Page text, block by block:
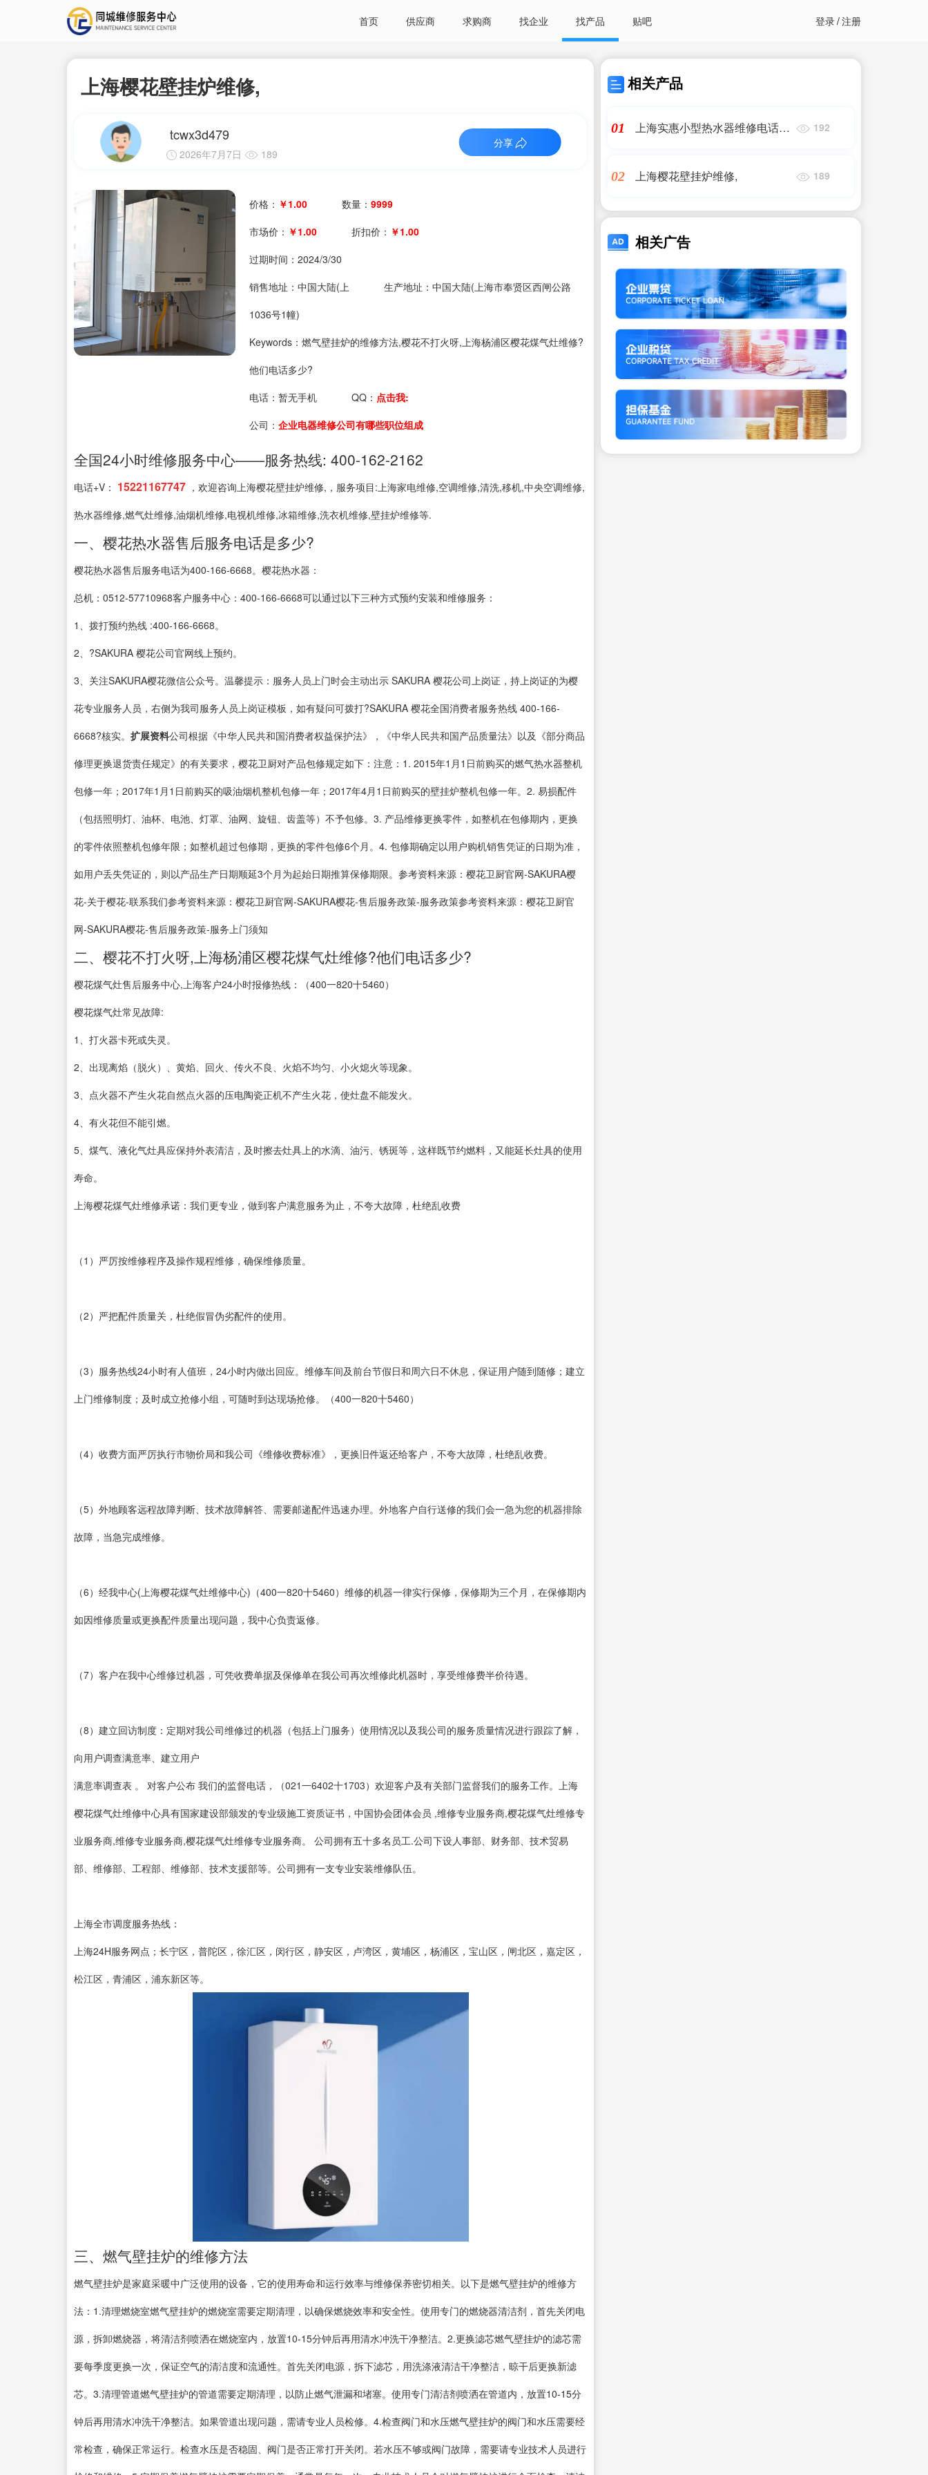
首页 供应商 求购商 找企业 找产品 贴吧 登录/注册
上海樱花壁挂炉维修,
tcwx3d479
2026年7月7日 189
分享
价格： ￥1.00 数量：9999
市场价： ￥1.00 折扣价： ￥1.00
过期时间：2024/3/30
销售地址：中国大陆(上
生产地址：中国大陆(上海市奉贤区西闸公路
1036号1幢)
Keywords：燃气壁挂炉的维修方法,樱花不打火呀,上海杨浦区樱花煤气灶维修?
他们电话多少?
电话：暂无手机 QQ： 点击我:
公司：企业电器维修公司有哪些职位组成
全国24小时维修服务中心——服务热线: 400-162-2162
电话+V： 15221167747 ，欢迎咨询上海樱花壁挂炉维修,，服务项目:上海家电维修,空调维修,清洗,移机,中央空调维修,
热水器维修,燃气灶维修,油烟机维修,电视机维修,冰箱维修,洗衣机维修,壁挂炉维修等.
一、樱花热水器售后服务电话是多少?
樱花热水器售后服务电话为400-166-6668。樱花热水器：
总机：0512-57710968客户服务中心：400-166-6668可以通过以下三种方式预约安装和维修服务：
1、拨打预约热线 :400-166-6668。
2、?SAKURA 樱花公司官网线上预约。
3、关注SAKURA樱花微信公众号。温馨提示：服务人员上门时会主动出示 SAKURA 樱花公司上岗证，持上岗证的为樱
花专业服务人员，右侧为我司服务人员上岗证模板，如有疑问可拨打?SAKURA 樱花全国消费者服务热线 400-166-
6668?核实。 扩展资料公司根据《中华人民共和国消费者权益保护法》，《中华人民共和国产品质量法》以及《部分商品
修理更换退货责任规定》的有关要求，樱花卫厨对产品包修规定如下：注意：1. 2015年1月1日前购买的燃气热水器整机
包修一年；2017年1月1日前购买的吸油烟机整机包修一年；2017年4月1日前购买的壁挂炉整机包修一年。2. 易损配件
（包括照明灯、油杯、电池、灯罩、油网、旋钮、齿盖等）不予包修。3. 产品维修更换零件，如整机在包修期内，更换
的零件依照整机包修年限；如整机超过包修期，更换的零件包修6个月。4. 包修期确定以用户购机销售凭证的日期为准，
如用户丢失凭证的，则以产品生产日期顺延3个月为起始日期推算保修期限。参考资料来源：樱花卫厨官网-SAKURA樱
花-关于樱花-联系我们参考资料来源：樱花卫厨官网-SAKURA樱花-售后服务政策-服务政策参考资料来源：樱花卫厨官
网-SAKURA樱花-售后服务政策-服务上门须知
二、樱花不打火呀,上海杨浦区樱花煤气灶维修?他们电话多少?
樱花煤气灶售后服务中心,上海客户24小时报修热线：（400一820十5460）
樱花煤气灶常见故障:
1、打火器卡死或失灵。
2、出现离焰（脱火）、黄焰、回火、传火不良、火焰不均匀、小火熄火等现象。
3、点火器不产生火花自然点火器的压电陶瓷正机不产生火花，使灶盘不能发火。
4、有火花但不能引燃。
5、煤气、液化气灶具应保持外表清洁，及时擦去灶具上的水滴、油污、锈斑等，这样既节约燃料，又能延长灶具的使用
寿命。
上海樱花煤气灶维修承诺：我们更专业，做到客户满意服务为止，不夸大故障，杜绝乱收费
（1）严厉按维修程序及操作规程维修，确保维修质量。
（2）严把配件质量关，杜绝假冒伪劣配件的使用。
（3）服务热线24小时有人值班，24小时内做出回应。维修车间及前台节假日和周六日不休息，保证用户随到随修；建立
上门维修制度；及时成立抢修小组，可随时到达现场抢修。（400一820十5460）
（4）收费方面严厉执行市物价局和我公司《维修收费标准》，更换旧件返还给客户，不夸大故障，杜绝乱收费。
（5）外地顾客远程故障判断、技术故障解答、需要邮递配件迅速办理。外地客户自行送修的我们会一急为您的机器排除
故障，当急完成维修。
（6）经我中心(上海樱花煤气灶维修中心)（400一820十5460）维修的机器一律实行保修，保修期为三个月，在保修期内
如因维修质量或更换配件质量出现问题，我中心负责返修。
（7）客户在我中心维修过机器，可凭收费单据及保修单在我公司再次维修此机器时，享受维修费半价待遇。
（8）建立回访制度：定期对我公司维修过的机器（包括上门服务）使用情况以及我公司的服务质量情况进行跟踪了解，
向用户调查满意率、建立用户
满意率调查表 。 对客户公布 我们的监督电话，（021一6402十1703）欢迎客户及有关部门监督我们的服务工作。上海
樱花煤气灶维修中心具有国家建设部颁发的专业级施工资质证书，中国协会团体会员 ,维修专业服务商,樱花煤气灶维修专
业服务商,维修专业服务商,樱花煤气灶维修专业服务商。 公司拥有五十多名员工.公司下设人事部、财务部、技术贸易
部、维修部、工程部、维修部、技术支援部等。公司拥有一支专业安装维修队伍。
上海全市调度服务热线：
上海24H服务网点；长宁区，普陀区，徐汇区，闵行区，静安区，卢湾区，黄埔区，杨浦区，宝山区，闸北区，嘉定区，
松江区，青浦区，浦东新区等。
三、燃气壁挂炉的维修方法
燃气壁挂炉是家庭采暖中广泛使用的设备，它的使用寿命和运行效率与维修保养密切相关。以下是燃气壁挂炉的维修方
法：1.清理燃烧室燃气壁挂炉的燃烧室需要定期清理，以确保燃烧效率和安全性。使用专门的燃烧器清洁剂，首先关闭电
源，拆卸燃烧器，将清洁剂喷洒在燃烧室内，放置10-15分钟后再用清水冲洗干净整洁。2.更换滤芯燃气壁挂炉的滤芯需
要每季度更换一次，保证空气的清洁度和流通性。首先关闭电源，拆下滤芯，用洗涤液清洁干净整洁，晾干后更换新滤
芯。3.清理管道燃气壁挂炉的管道需要定期清理，以防止燃气泄漏和堵塞。使用专门清洁剂喷洒在管道内，放置10-15分
钟后再用清水冲洗干净整洁。如果管道出现问题，需请专业人员检修。4.检查阀门和水压燃气壁挂炉的阀门和水压需要经
常检查，确保正常运行。检查水压是否稳固、阀门是否正常打开关闭。若水压不够或阀门故障，需要请专业技术人员进行
相关产品
01
上海实惠小型热水器维修电话号
192
02 上海樱花壁挂炉维修, 189
相关广告